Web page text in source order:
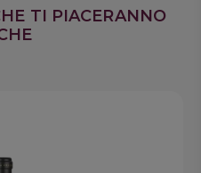
TI PIACERANNO